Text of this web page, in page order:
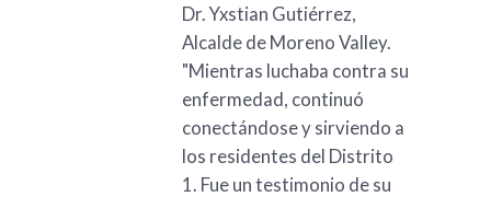
Dr. Yxstian Gutiérrez,
Alcalde de Moreno Valley.
"Mientras luchaba contra su
enfermedad, continuó
conectándose y sirviendo a
los residentes del Distrito
1. Fue un testimonio de su